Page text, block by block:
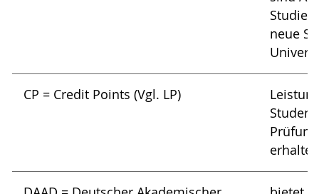
neue
CP = Credit Points (Vgl. LP)